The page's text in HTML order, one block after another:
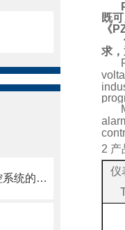
黔江区公共服务中心 电力监控系统的设计与应用
既
《
求
2 产
仪